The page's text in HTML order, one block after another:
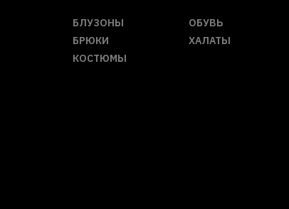
БЛУЗОНЫ
БРЮКИ
КОСТЮМЫ
ОБУВЬ
ХАЛАТЫ